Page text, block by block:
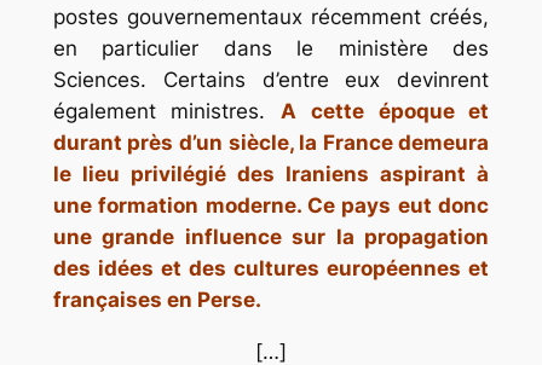
postes gouvernementaux récemment créés,
en particulier dans le ministère des
Sciences. Certains d’entre eux devinrent
également ministres.A cette époque et
durant près d’un siècle, la France demeura
le lieu privilégié des Iraniens aspirant à
une formation moderne. Ce pays eut donc
une grande influencesur la propagation
des idées et des cultures européennes et
françaises en Perse.
[…]